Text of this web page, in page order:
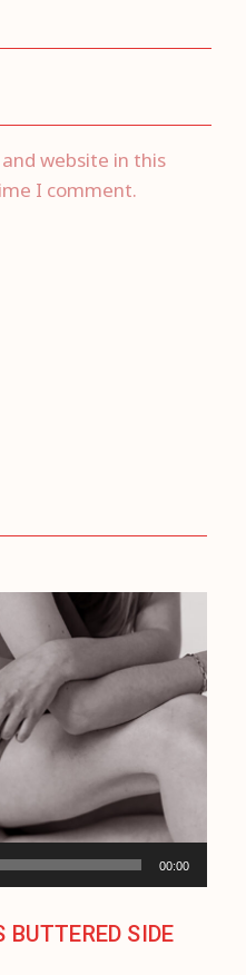
website in this
I comment.
00:00
BUTTERED SIDE